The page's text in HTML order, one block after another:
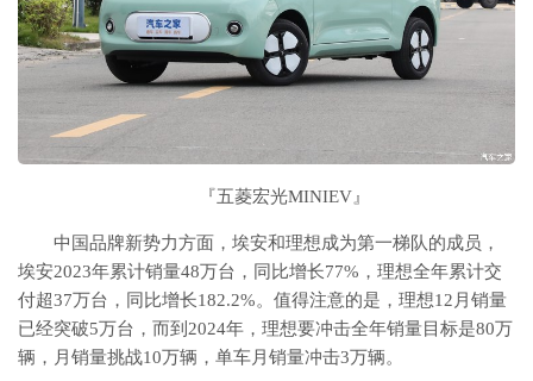
『五菱宏光MINIEV』
中国品牌新势力方面，埃安和理想成为第一梯队的成员，
埃安2023年累计销量48万台，同比增长77%，理想全年累计交
付超37万台，同比增长182.2%。值得注意的是，理想12月销量
已经突破5万台，而到2024年，理想要冲击全年销量目标是80万
辆，月销量挑战10万辆，单车月销量冲击3万辆。